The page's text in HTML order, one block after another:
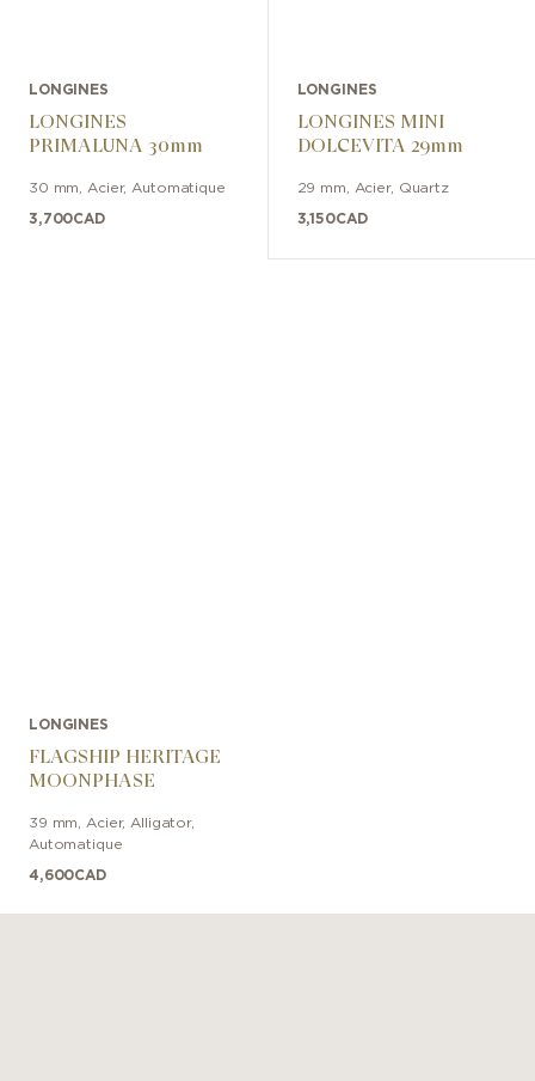
LONGINES
LONGINES
PRIMALUNA 30mm
30 mm Acier, Automatique
3,700CAD
LONGINES
LONGINES MINI
DOLCEVITA 29mm
29 mm Acier, Quartz
3,150CAD
LONGINES
FLAGSHIP HERITAGE
MOONPHASE
39 mm Acier, Alligator,
Automatique
4,600CAD